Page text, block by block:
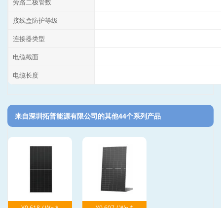
旁路二极管数
接线盒防护等级
连接器类型
电缆截面
电缆长度
来自深圳拓普能源有限公司的其他44个系列产品‎